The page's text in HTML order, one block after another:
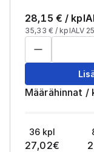
28,15 € / kpl
35,33 € / kplALV
Määrähinnat /
36 kpl
27,02€